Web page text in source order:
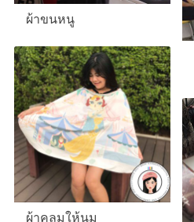
ผ้าขนหนู
ผ้าคลุมให้นม